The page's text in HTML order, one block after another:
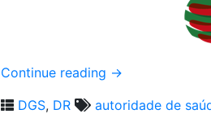
Continue reading →
DGS, DR autoridade de